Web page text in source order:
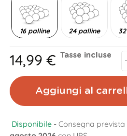
16 palline 24 palline
14,99 € Tasse incluse
Aggiungi al
Disponibile - Consegna prevista